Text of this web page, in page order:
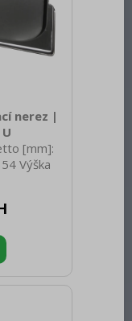
nerez |
[mm]:
Výška
[mm]:
Ano
Velikost
3 Otvor